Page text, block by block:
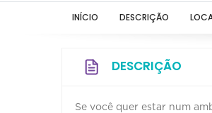
INÍCIO DESCRIÇÃO
DESCRIÇÃO
Se você quer estar num